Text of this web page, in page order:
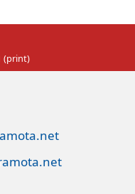
(print)